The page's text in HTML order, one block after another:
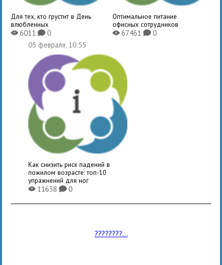
Для тех, кто грустит в День
влюбленных
X6011K0
Оптимальное питание
офисных сотрудников
X67461 K0
05 февраля, 10:55
Как снизить риск падений в
пожилом возрасте: топ-10
упражнений для ног
X11638K0
????????...